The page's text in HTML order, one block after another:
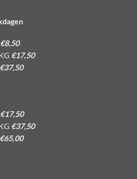
€8,50
€17,50
€37,50
€17,50
€37,50
€65,00